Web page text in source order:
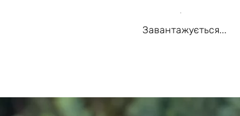
Завантажується...